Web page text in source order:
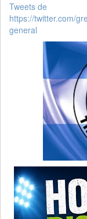
Tweets de
https://twitter.com/
general